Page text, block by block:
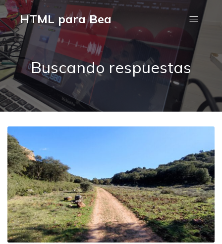
HTML para Bea
Buscando respuestas